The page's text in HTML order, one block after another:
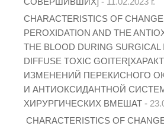
CHARACTERISTICS OF
PEROXIDATION AND THE
THE BLOOD DURING SURGICAL
DIFFUSE TOXIC
ИЗМЕНЕНИЙ ПЕРЕКИСНОГО
И АНТИОКСИДАНТНОЙ
ХИРУРГИЧЕСКИХ ВМЕШАТ -
CHARACTERISTICS OF